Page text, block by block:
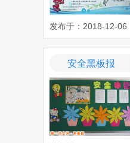
发布于：2018-12-06
安全黑板报